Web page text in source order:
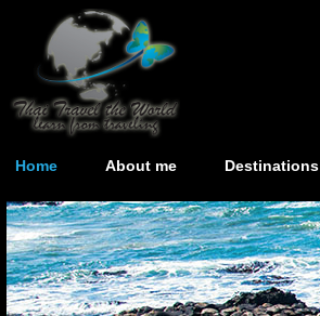
Home About me Destinations